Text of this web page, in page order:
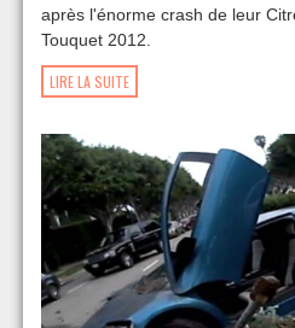
après l'énorme crash de leur
Touquet 2012.
LIRE LA SUITE